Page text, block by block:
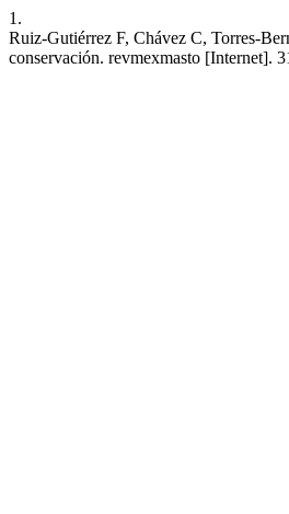
1.
Ruiz-Gutiérrez F, Chávez C, Torres-
conservación. revmexmasto [Internet].